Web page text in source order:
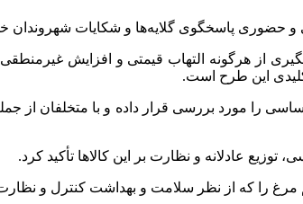
از هرگونه التهاب قیمتی و افزایش غیرمنطقی
این طرح است.
مورد بررسی قرار داده و با متخلفان از
عادلانه و نظارت بر این کالاها تأکید کرد.
مرغ را که از نظر سلامت و بهداشت کنترل و